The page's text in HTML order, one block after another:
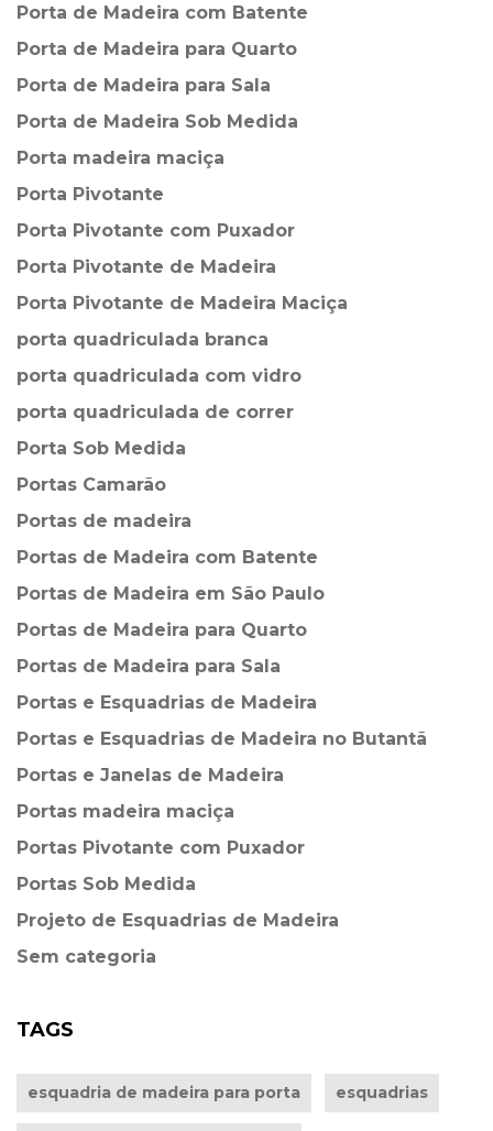
Porta de Madeira com Batente
Porta de Madeira para Quarto
Porta de Madeira para Sala
Porta de Madeira Sob Medida
Porta madeira maciça
Porta Pivotante
Porta Pivotante com Puxador
Porta Pivotante de Madeira
Porta Pivotante de Madeira Maciça
porta quadriculada branca
porta quadriculada com vidro
porta quadriculada de correr
Porta Sob Medida
Portas Camarão
Portas de madeira
Portas de Madeira com Batente
Portas de Madeira em São Paulo
Portas de Madeira para Quarto
Portas de Madeira para Sala
Portas e Esquadrias de Madeira
Portas e Esquadrias de Madeira no Butantã
Portas e Janelas de Madeira
Portas madeira maciça
Portas Pivotante com Puxador
Portas Sob Medida
Projeto de Esquadrias de Madeira
Sem categoria
TAGS
esquadria de madeira para porta esquadrias